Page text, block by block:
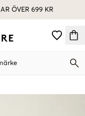
ÖVER 699 KR